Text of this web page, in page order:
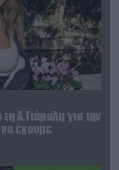
Α.Γιάμαλη για την
έχουμε